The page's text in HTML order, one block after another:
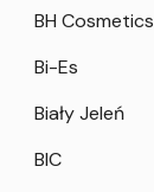
BH Cosmetics
Bi-Es
Biały Jeleń
BIC